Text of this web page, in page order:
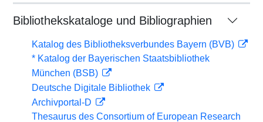
Bibliothekskataloge und Bibliographien
Katalog des Bibliotheksverbundes Bayern (BVB)
* Katalog der Bayerischen Staatsbibliothek
München (BSB)
Deutsche Digitale Bibliothek
Archivportal-D
Thesaurus des Consortium of European Research